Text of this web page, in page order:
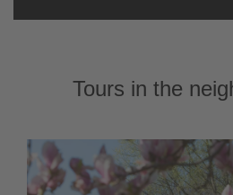
Tours in the